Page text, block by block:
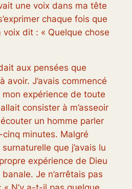
une voix dans ma tête
chaque fois que
voix dit : « Quelque chose
aux pensées que
avoir. J’avais commencé
expérience de toute
consister à m’asseoir
un homme parler
minutes. Malgré
que j’avais lu
expérience de Dieu
Je n’arrêtais pas